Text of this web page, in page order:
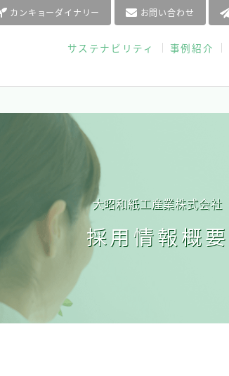
サステナビリティ 事例紹介
カンキョーダイナリー お問い合わせ
大昭和紙工産業株式会社
採用情報概要